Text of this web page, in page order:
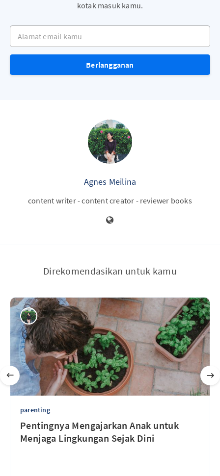
kotak masuk kamu.
Alamat email kamu
Berlangganan
Agnes Meilina
content writer - content creator - reviewer books
Direkomendasikan untuk kamu
parenting
Pentingnya Mengajarkan Anak untuk
Menjaga Lingkungan Sejak Dini